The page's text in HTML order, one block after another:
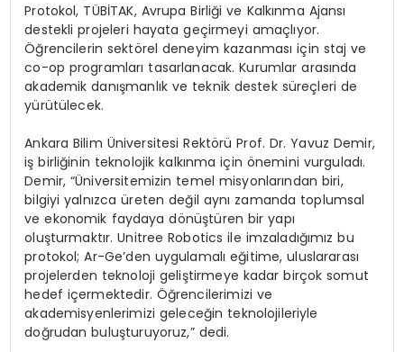
Protokol, TÜBİTAK, Avrupa Birliği ve Kalkınma Ajansı
destekli projeleri hayata geçirmeyi amaçlıyor.
Öğrencilerin sektörel deneyim kazanması için staj ve
co-op programları tasarlanacak. Kurumlar arasında
akademik danışmanlık ve teknik destek süreçleri de
yürütülecek.
Ankara Bilim Üniversitesi Rektörü Prof. Dr. Yavuz Demir,
iş birliğinin teknolojik kalkınma için önemini vurguladı.
Demir, “Üniversitemizin temel misyonlarından biri,
bilgiyi yalnızca üreten değil aynı zamanda toplumsal
ve ekonomik faydaya dönüştüren bir yapı
oluşturmaktır. Unitree Robotics ile imzaladığımız bu
protokol; Ar-Ge’den uygulamalı eğitime, uluslararası
projelerden teknoloji geliştirmeye kadar birçok somut
hedef içermektedir. Öğrencilerimizi ve
akademisyenlerimizi geleceğin teknolojileriyle
doğrudan buluşturuyoruz,” dedi.